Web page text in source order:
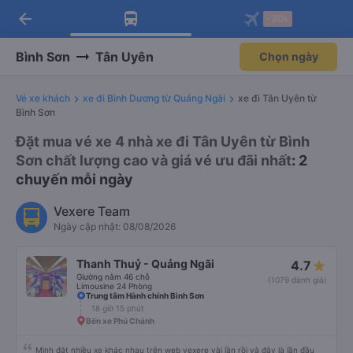
Tải app Vexere ngay!
Nhận ưu đãi thành viên độc
Mở app
Tải app Vexere
-30k/ghế khi đặt vé máy bay qua
Mở app
arrow_back
Bình Sơn Tân Uyên Chọn ngày
Vé xe khách xe đi Bình Dương từ Quảng Ngãi
xe đi Tân Uyên từ
Bình Sơn
Đặt mua vé xe 4 nhà xe đi Tân Uyên từ Bình
Sơn chất lượng cao và giá vé ưu đãi nhất: 2
chuyến mỗi ngày
Vexere Team
Ngày cập nhật: 08/08/2026
Thanh Thuỷ - Quảng Ngãi
Giường nằm 46 chỗ
Limousine 24 Phòng
4.7
(1079 đánh giá)
Trung tâm Hành chính Bình Sơn
18 giờ 15 phút
Bến xe Phú Chánh
Mình đặt nhiều xe khác nhau trên web vexere vài lần rồi và đây là lần đầu